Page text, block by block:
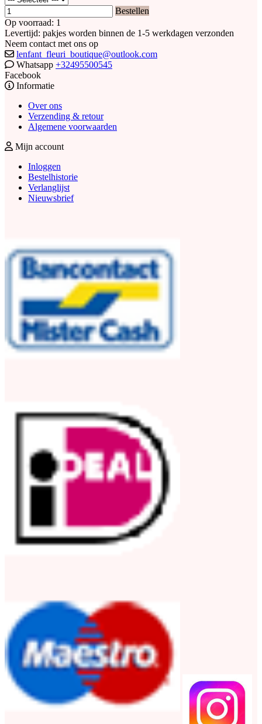
Bestellen
Op voorraad: 1
Levertijd: pakjes worden binnen de 1-5 werkdagen verzonden
Neem contact met ons op
lenfant_fleuri_boutique@outlook.com
Whatsapp +32495500545
Facebook
Informatie
Over ons
Verzending & retour
Algemene voorwaarden
Mijn account
Inloggen
Bestelhistorie
Verlanglijst
Nieuwsbrief